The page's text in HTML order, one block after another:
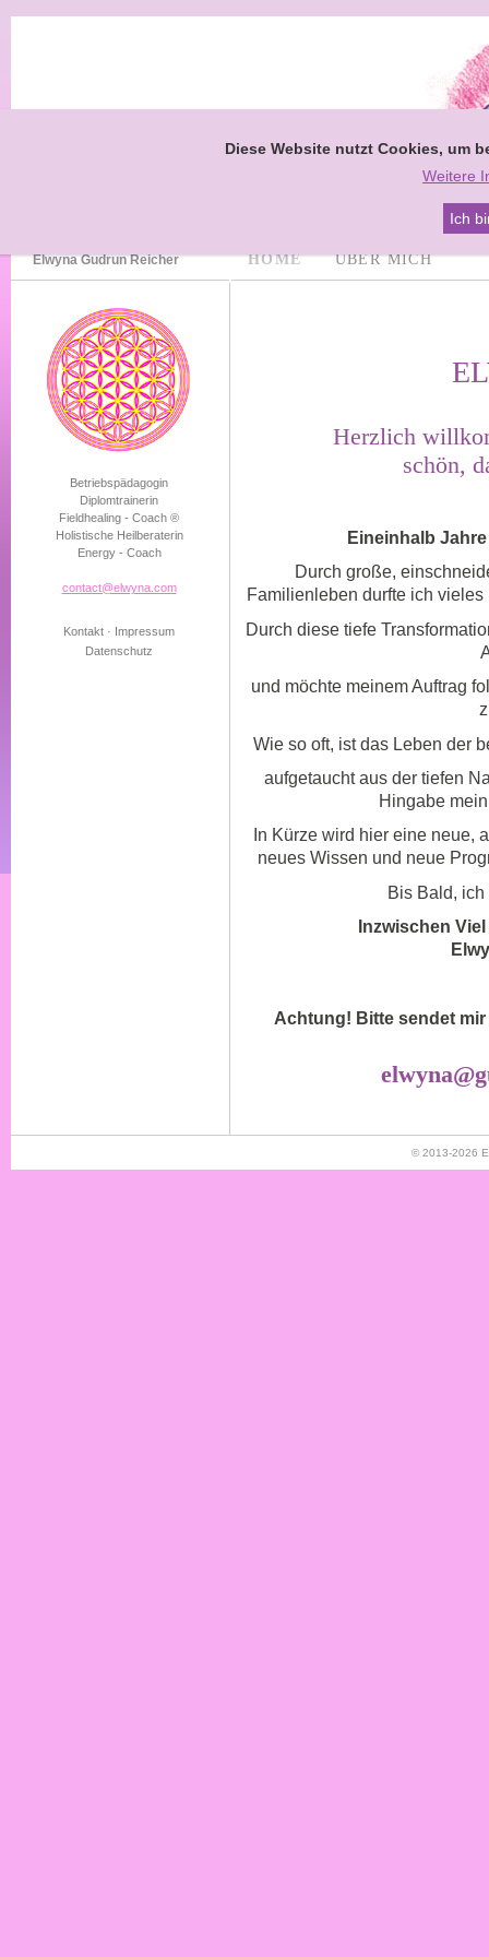
Elwyna Gudrun Reicher HOME ÜBER MICH
Betriebspädagogin
Diplomtrainerin
Fieldhealing - Coach ®
Holistische Heilberaterin
Energy - Coach
contact@elwyna.com
Kontakt · Impressum
Datenschutz
Herzlich
schön,
Eineinhalb
Durch große,
Familienleben durfte ich
Durch diese tiefe
und möchte meinem Auftrag
Wie so oft, ist das Leben der
aufgetaucht aus der tiefen
Hingabe
In Kürze wird hier eine neue,
neues Wissen und neue
Bis Bald, ich
Inzwischen
Achtung! Bitte sendet
© 2013-2026
Diese Website nutzt Cookies, um
Weitere
Ich